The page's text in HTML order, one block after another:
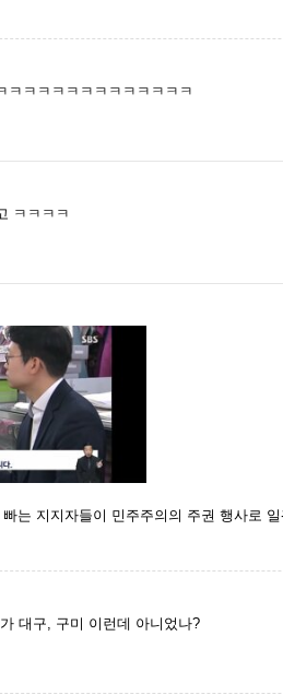
ㅋㅋㅋㅋㅋㅋㅋㅋㅋㅋㅋㅋㅋ
ㅋㅋㅋㅋ
는 지지자들이 민주주의의 주권 행사로
대구, 구미 이런데 아니었나?